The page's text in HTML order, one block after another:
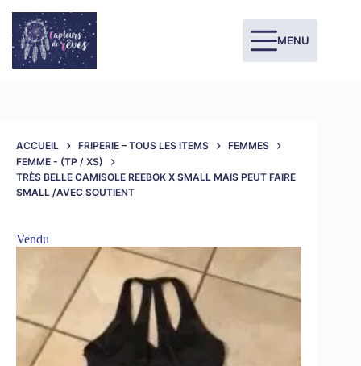
MENU
ACCUEIL FRIPERIE – TOUS LES ITEMS
FEMMES
FEMME - (TP / XS)
TRÈS BELLE CAMISOLE REEBOK X SMALL MAIS PEUT FAIRE
SMALL /AVEC SOUTIENT
Vendu